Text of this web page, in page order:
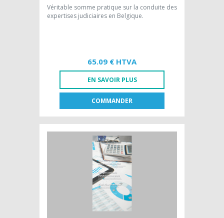
Véritable somme pratique sur la conduite des
expertises judiciaires en Belgique.
65.09 € HTVA
EN SAVOIR PLUS
COMMANDER
NL
65,09 € HTVA